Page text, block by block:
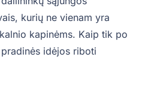
kurių ne vienam yra
kapinėms. Kaip tik po
idėjos riboti